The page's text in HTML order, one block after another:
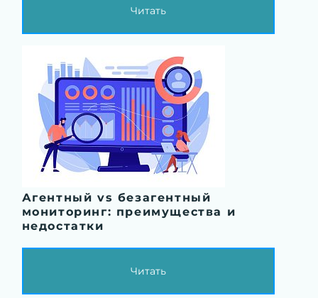
Читать
Агентный vs безагентный
мониторинг: преимущества и
недостатки
Читать